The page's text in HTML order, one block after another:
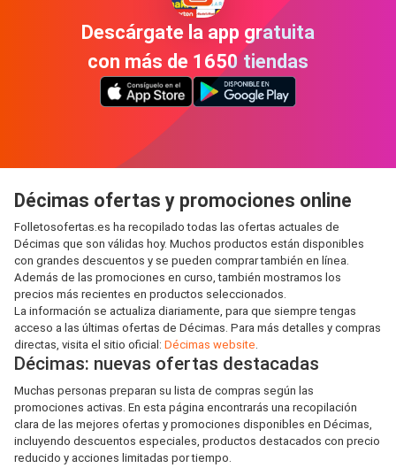
Descárgate la app gratuita
con más de 1650 tiendas
Décimas ofertas y promociones online
Folletosofertas.es ha recopilado todas las ofertas actuales de
Décimas que son válidas hoy. Muchos productos están disponibles
con grandes descuentos y se pueden comprar también en línea.
Además de las promociones en curso, también mostramos los
precios más recientes en productos seleccionados.
La información se actualiza diariamente, para que siempre tengas
acceso a las últimas ofertas de Décimas. Para más detalles y compras
directas, visita el sitio oficial: Décimas website.
Décimas: nuevas ofertas destacadas
Muchas personas preparan su lista de compras según las
promociones activas. En esta página encontrarás una recopilación
clara de las mejores ofertas y promociones disponibles en Décimas,
incluyendo descuentos especiales, productos destacados con precio
reducido y acciones limitadas por tiempo.